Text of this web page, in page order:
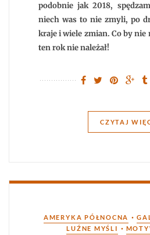
podobnie jak 2018,
niech was to nie zmyli, po
kraje i wiele zmian. Co by
ten rok nie należał!
CZYTAJ
Kategorie
AMERYKA PÓŁNOCNA •
LUŹNE MYŚLI •